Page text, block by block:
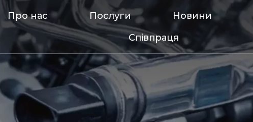
Про нас Послуги Новини
Співпраця